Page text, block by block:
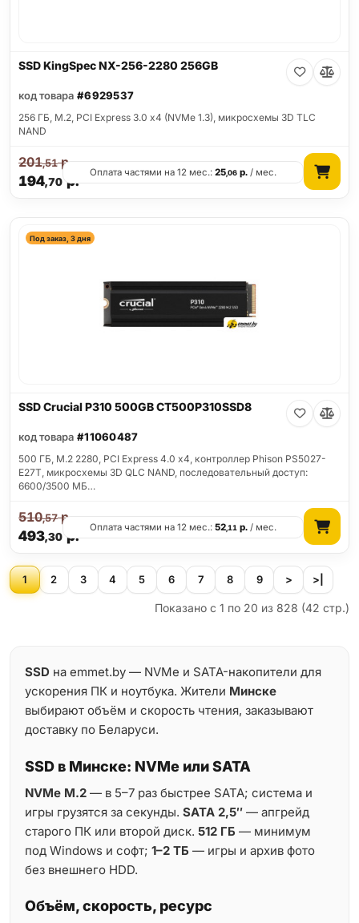
SSD KingSpec NX-256-2280 256GB
код товара #6929537
256 ГБ, M.2, PCI Express 3.0 x4 (NVMe 1.3), микросхемы 3D TLC
NAND
194,70р.
201,51р.
Оплата частями на 12 мес.:25,06 р. / мес.
Под заказ, 3 дня
SSD Crucial P310 500GB CT500P310SSD8
код товара #11060487
500 ГБ, M.2 2280, PCI Express 4.0 x4, контроллер Phison PS5027-
E27T, микросхемы 3D QLC NAND, последовательный доступ:
6600/3500 МБ…
493,30р.
510,57р.
Оплата частями на 12 мес.:52,11 р. / мес.
1 2 3 4 5 6 7 8 9 > >|
Показано с 1 по 20 из 828 (42 стр.)
SSD на emmet.by — NVMe и SATA-накопители для
ускорения ПК и ноутбука. Жители Минске
выбирают объём и скорость чтения, заказывают
доставку по Беларуси.
SSD в Минске: NVMe или SATA
NVMe M.2 — в 5–7 раз быстрее SATA; система и
игры грузятся за секунды. SATA 2,5″ — апгрейд
старого ПК или второй диск. 512 ГБ — минимум
под Windows и софт; 1–2 ТБ — игры и архив фото
без внешнего HDD.
Объём, скорость, ресурс